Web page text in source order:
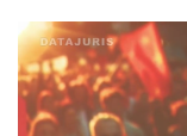
Video
Player